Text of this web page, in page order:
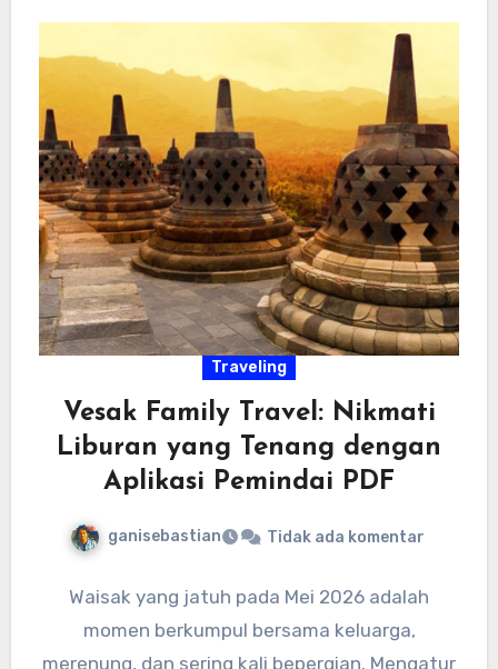
Traveling
Vesak Family Travel: Nikmati
Liburan yang Tenang dengan
Aplikasi Pemindai PDF
ganisebastian Tidak ada komentar
Waisak yang jatuh pada Mei 2026 adalah
momen berkumpul bersama keluarga,
merenung, dan sering kali bepergian. Mengatur